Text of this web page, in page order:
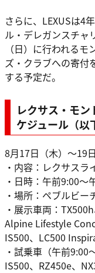
さらに、LEXUSは4
ル・デレガンスチャ
（日）に行われる
ズ・クラブへの寄付
する予定だ。
レクサス・モ
ケジュール（以
8月17日（木）～19日
・内容：レクサス
・日時：午前9:00～
・場所：ペブルビ
・展示車両：
Alpine
IS500、LC500
・試乗車（午前9:00
IS500、RZ450e、